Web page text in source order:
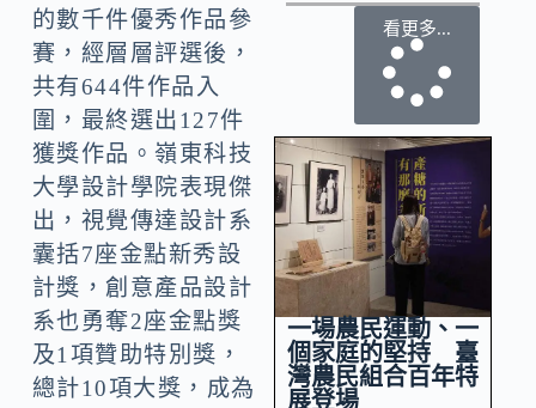
的數千件優秀作品參
賽，經層層評選後，
共有644件作品入
圍，最終選出127件
獲獎作品。嶺東科技
大學設計學院表現傑
出，視覺傳達設計系
囊括7座金點新秀設
計獎，創意產品設計
系也勇奪2座金點獎
及1項贊助特別獎，
總計10項大獎，成為
看更多...
一場農民運動、一
個家庭的堅持 臺
灣農民組合百年特
展登場